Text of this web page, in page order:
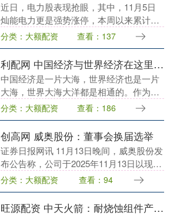
近日，电力股表现抢眼，其中，11月5日
灿能电力更是强势涨停，本周以来累计涨
幅近40%。 晚间灿能电力发布公告称，公
司股票最近3个有成交的交易日11月3日、
11月....
分类：大额配资 查看：137
利配网 中国经济与世界经济在这里交汇交融 ——“中国经济圆桌会”共话第八届进博会
中国经济是一片大海，世界经济也是一片
大海，世界大海大洋都是相通的。作为中
国联结世界的重要桥梁，11月5日至10日
在上海举办的第八届中国国际进口博览会
（CIIE）....
分类：大额配资 查看：186
创高网 威奥股份：董事会换届选举
证券日报网讯 11月13日晚间，威奥股份发
布公告称，公司于2025年11月13日以现场
加通讯方式召开了第三届董事会第三十次
会议，审议通过《关于提名第四届董事会
非....
分类：大额配资 查看：94
旺源配资 中天火箭：耐烧蚀组件产品已实现供货